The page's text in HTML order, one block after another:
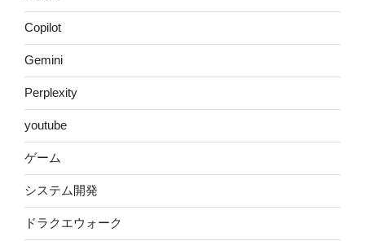
Copilot
Gemini
Perplexity
youtube
ゲーム
システム開発
ドラクエウォーク